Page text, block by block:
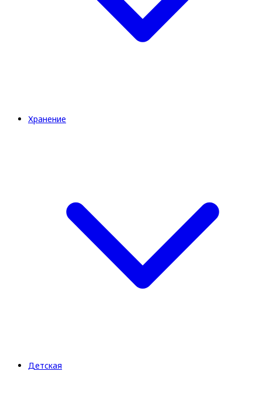
Хранение
Детская